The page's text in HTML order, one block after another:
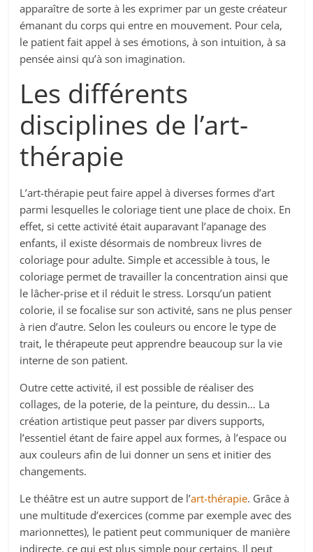
apparaître de sorte à les exprimer par un geste créateur
émanant du corps qui entre en mouvement. Pour cela,
le patient fait appel à ses émotions, à son intuition, à sa
pensée ainsi qu’à son imagination.
Les différents
disciplines de l’art-
thérapie
L’art-thérapie peut faire appel à diverses formes d’art
parmi lesquelles le coloriage tient une place de choix. En
effet, si cette activité était auparavant l’apanage des
enfants, il existe désormais de nombreux livres de
coloriage pour adulte. Simple et accessible à tous, le
coloriage permet de travailler la concentration ainsi que
le lâcher-prise et il réduit le stress. Lorsqu’un patient
colorie, il se focalise sur son activité, sans ne plus penser
à rien d’autre. Selon les couleurs ou encore le type de
trait, le thérapeute peut apprendre beaucoup sur la vie
interne de son patient.
Outre cette activité, il est possible de réaliser des
collages, de la poterie, de la peinture, du dessin… La
création artistique peut passer par divers supports,
l’essentiel étant de faire appel aux formes, à l’espace ou
aux couleurs afin de lui donner un sens et initier des
changements.
Le théâtre est un autre support de l’art-thérapie. Grâce à
une multitude d’exercices (comme par exemple avec des
marionnettes), le patient peut communiquer de manière
indirecte, ce qui est plus simple pour certains. Il peut